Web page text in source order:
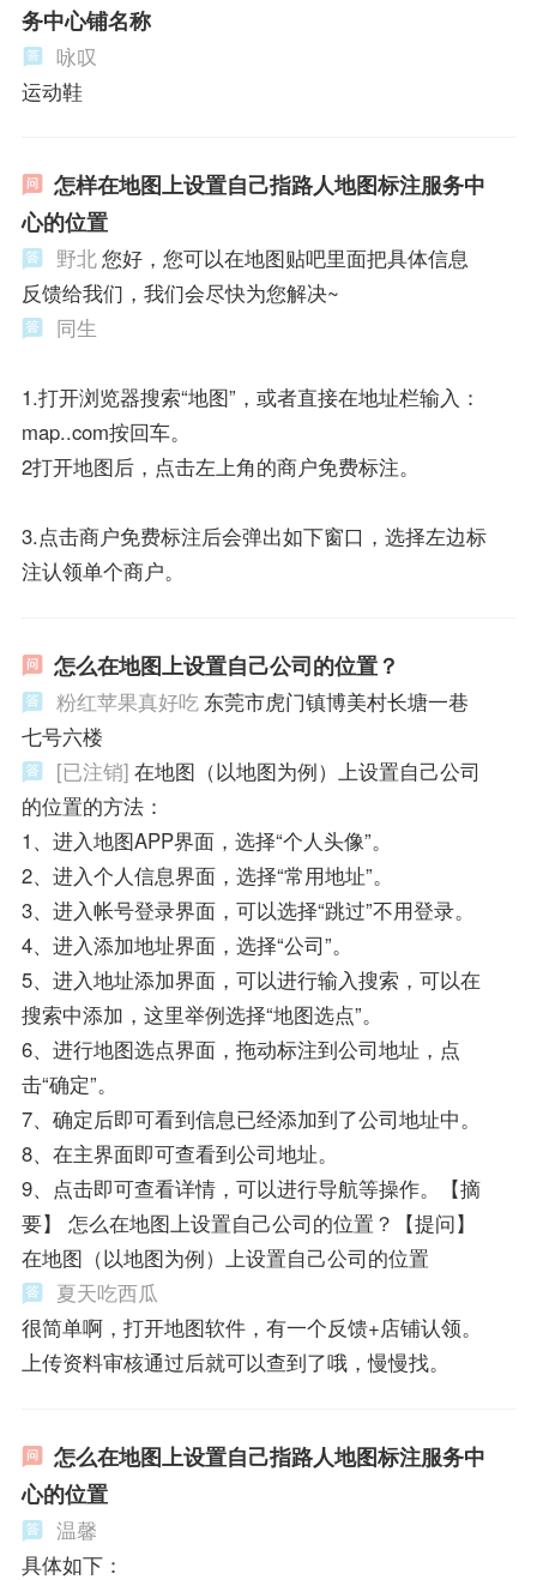
务中心铺名称
咏叹
运动鞋
怎样在地图上设置自己指路人地图标注服务中
心的位置
野北您好，您可以在地图贴吧里面把具体信息
反馈给我们，我们会尽快为您解决~
同生
1.打开浏览器搜索“地图”，或者直接在地址栏输入：
map..com按回车。
2打开地图后，点击左上角的商户免费标注。
3.点击商户免费标注后会弹出如下窗口，选择左边标
注认领单个商户。
怎么在地图上设置自己公司的位置？
粉红苹果真好吃 东莞市虎门镇博美村长塘一巷
七号六楼
[已注销] 在地图（以地图为例）上设置自己公司
的位置的方法：
1、进入地图APP界面，选择“个人头像”。
2、进入个人信息界面，选择“常用地址”。
3、进入帐号登录界面，可以选择“跳过”不用登录。
4、进入添加地址界面，选择“公司”。
5、进入地址添加界面，可以进行输入搜索，可以在
搜索中添加，这里举例选择“地图选点”。
6、进行地图选点界面，拖动标注到公司地址，点
击“确定”。
7、确定后即可看到信息已经添加到了公司地址中。
8、在主界面即可查看到公司地址。
9、点击即可查看详情，可以进行导航等操作。【摘
要】 怎么在地图上设置自己公司的位置？【提问】
在地图（以地图为例）上设置自己公司的位置
夏天吃西瓜
很简单啊，打开地图软件，有一个反馈+店铺认领。
上传资料审核通过后就可以查到了哦，慢慢找。
怎么在地图上设置自己指路人地图标注服务中
心的位置
温馨
具体如下：